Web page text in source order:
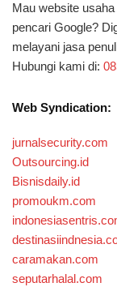
Mau website
pencari Google?
melayani jasa
Hubungi kami di:
Web Syndication:
jurnalsecurity.com
Outsourcing.id
Bisnisdaily.id
promoukm.com
caramakan.com
seputarhalal.com